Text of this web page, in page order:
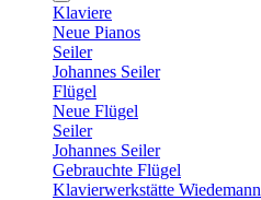
Klaviere
Neue Pianos
Seiler
Johannes Seiler
Flügel
Neue Flügel
Seiler
Johannes Seiler
Gebrauchte Flügel
Klavierwerkstätte Wiedemann